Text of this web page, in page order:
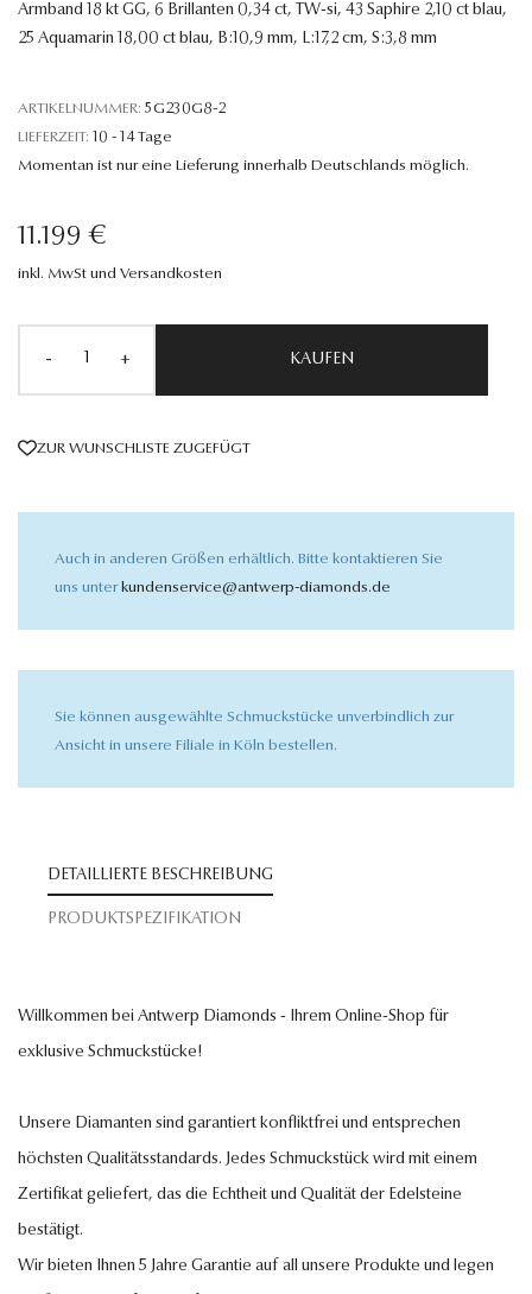
Armband 18 kt GG, 6 Brillanten 0,34 ct, TW-si, 43 Saphire 2,10 ct blau,
25 Aquamarin 18,00 ct blau, B:10,9 mm, L:17,2 cm, S:3,8 mm
ARTIKELNUMMER: 5G230G8-2
LIEFERZEIT: 10 - 14 Tage
Momentan ist nur eine Lieferung innerhalb Deutschlands möglich.
11.199 €
inkl. MwSt und Versandkosten
- + KAUFEN
ZUR WUNSCHLISTE ZUGEFÜGT
Auch in anderen Größen erhältlich. Bitte kontaktieren Sie
uns unter kundenservice@antwerp-diamonds.de
Sie können ausgewählte Schmuckstücke unverbindlich zur
Ansicht in unsere Filiale in Köln bestellen.
DETAILLIERTE BESCHREIBUNG
PRODUKTSPEZIFIKATION
Willkommen bei Antwerp Diamonds - Ihrem Online-Shop für
exklusive Schmuckstücke!
Unsere Diamanten sind garantiert konfliktfrei und entsprechen
höchsten Qualitätsstandards. Jedes Schmuckstück wird mit einem
Zertifikat geliefert, das die Echtheit und Qualität der Edelsteine
bestätigt.
Wir bieten Ihnen 5 Jahre Garantie auf all unsere Produkte und legen